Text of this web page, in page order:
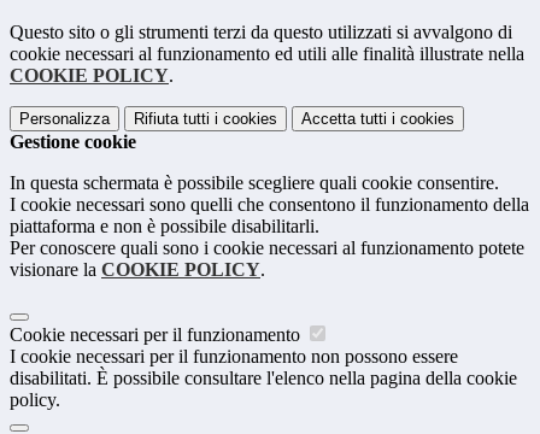
Questo sito o gli strumenti terzi da questo utilizzati si avvalgono di
cookie necessari al funzionamento ed utili alle finalità illustrate nella
COOKIE POLICY.
Personalizza Rifiuta tutti i cookies Accetta tutti i cookies
Gestione cookie
In questa schermata è possibile scegliere quali cookie consentire.
I cookie necessari sono quelli che consentono il funzionamento della
piattaforma e non è possibile disabilitarli.
Per conoscere quali sono i cookie necessari al funzionamento potete
visionare la COOKIE POLICY.
Cookie necessari per il funzionamento
I cookie necessari per il funzionamento non possono essere
disabilitati. È possibile consultare l'elenco nella pagina della cookie
policy.